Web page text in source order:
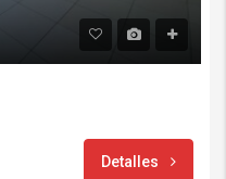
Detalles